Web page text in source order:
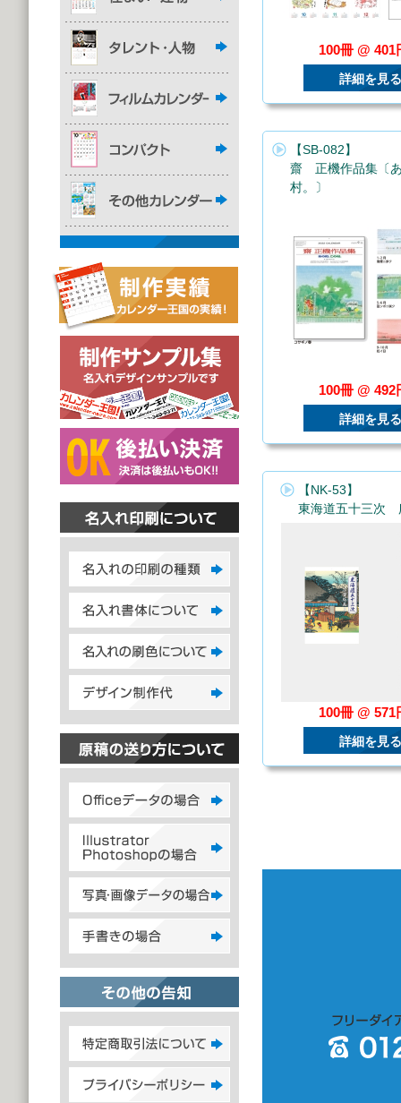
100冊 @ 401
詳細を見る
【SB-082】
齋 正機作品集〔
村。〕
100冊 @ 492
詳細を見る
【NK-53】
東海道五十三次
100冊 @ 571
詳細を見る